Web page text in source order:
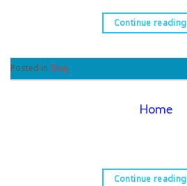
Continue reading
Posted in Blog
Home
Continue reading